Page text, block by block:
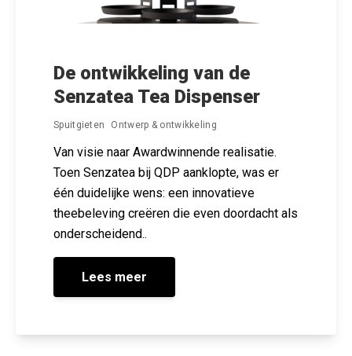
De ontwikkeling van de
Senzatea Tea Dispenser
Spuitgieten Ontwerp & ontwikkeling
Van visie naar Awardwinnende realisatie.
Toen Senzatea bij QDP aanklopte, was er
één duidelijke wens: een innovatieve
theebeleving creëren die even doordacht als
onderscheidend..
Lees meer